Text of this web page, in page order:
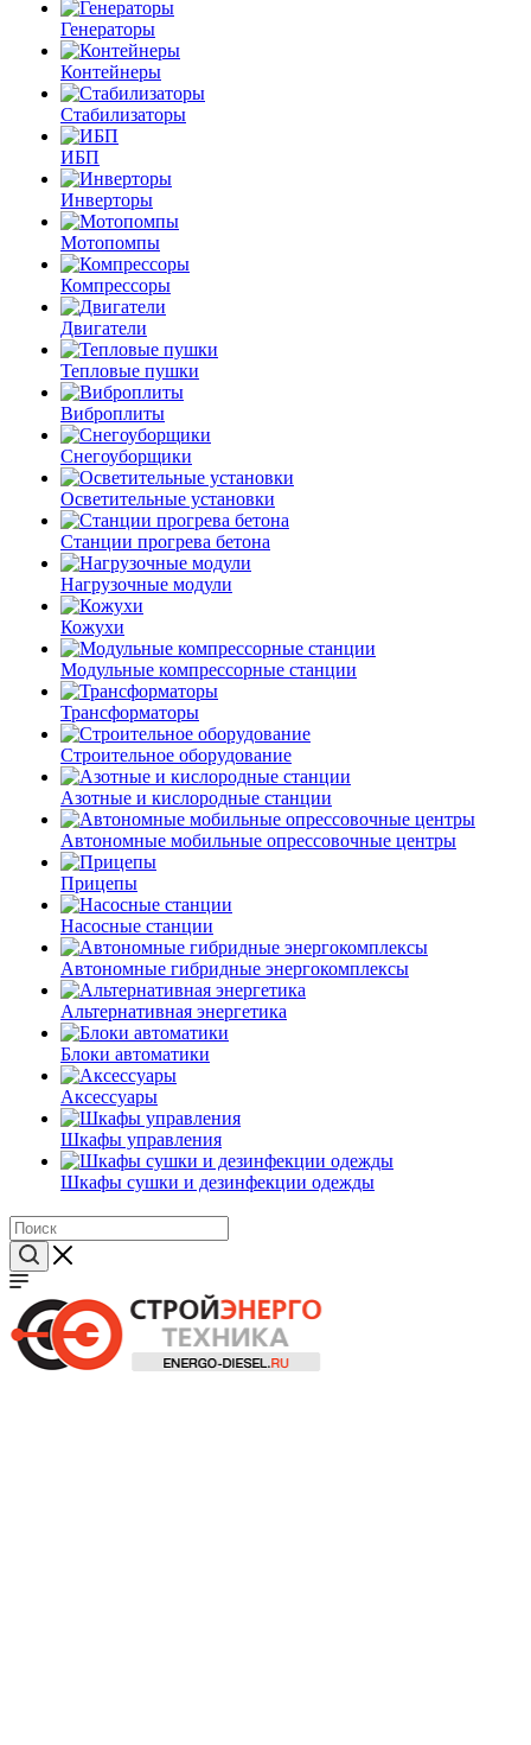
Генераторы
Контейнеры
Стабилизаторы
ИБП
Инверторы
Мотопомпы
Компрессоры
Двигатели
Тепловые пушки
Виброплиты
Снегоуборщики
Осветительные установки
Станции прогрева бетона
Нагрузочные модули
Кожухи
Модульные компрессорные станции
Трансформаторы
Строительное оборудование
Азотные и кислородные станции
Автономные мобильные опрессовочные центры
Прицепы
Насосные станции
Автономные гибридные энергокомплексы
Альтернативная энергетика
Блоки автоматики
Аксессуары
Шкафы управления
Шкафы сушки и дезинфекции одежды